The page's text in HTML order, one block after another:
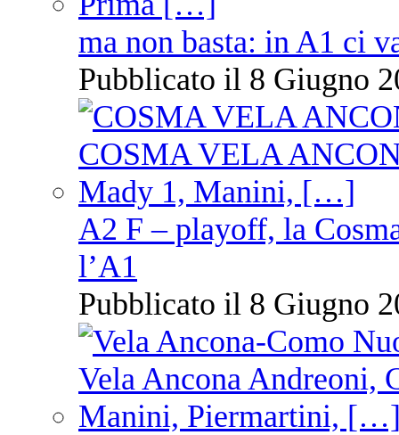
ma non basta: in A1 ci
Pubblicato il 8 Giugno
A2 F – playoff, la
l’A1
Pubblicato il 8 Giugno